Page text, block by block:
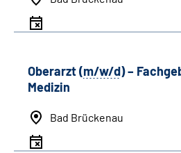
Oberarzt (m/w/d) –
Medizin
Bad Brückenau